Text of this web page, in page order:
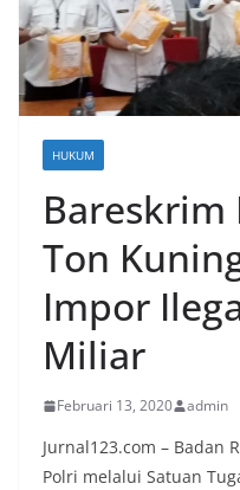
HUKUM
Bareskrim
Ton
Impor
Miliar
Februari 13, 2020 admin
Jurnal123.com – Badan
Polri melalui Satuan